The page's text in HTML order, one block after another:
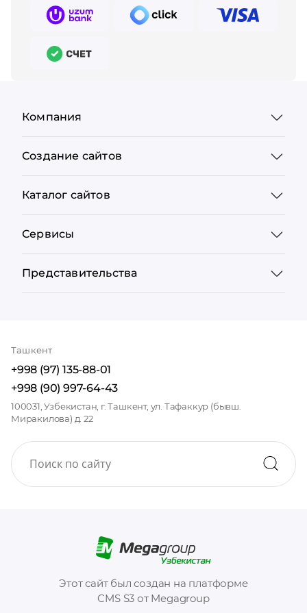
Этот сайт был создан на платформе
CMS S3 от Megagroup
Компания
Создание сайтов
Каталог сайтов
Сервисы
Представительства
Ташкент
+998 (97) 135-88-01
+998 (90) 997-64-43
100031, Узбекистан, г. Ташкент, ул. Тафаккур (бывш.
Миракилова) д. 22